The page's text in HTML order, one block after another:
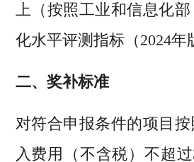
上（按照工业和信息化
化水平评测指标（2024年
二、奖补标准
对符合申报条件的项目
入费用（不含税）不超